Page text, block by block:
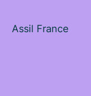
Assil France